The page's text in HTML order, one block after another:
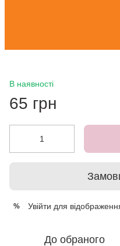
В наявності
65 грн
% Увійти для
До обраного